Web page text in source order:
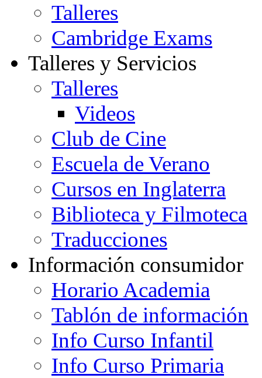
Talleres
Cambridge Exams
Talleres y Servicios
Talleres
Videos
Club de Cine
Escuela de Verano
Cursos en Inglaterra
Biblioteca y Filmoteca
Traducciones
Información consumidor
Horario Academia
Tablón de información
Info Curso Infantil
Info Curso Primaria